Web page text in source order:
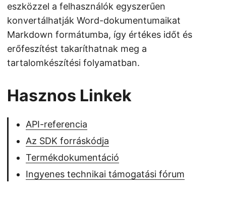
eszközzel a felhasználók egyszerűen
konvertálhatják Word-dokumentumaikat
Markdown formátumba, így értékes időt és
erőfeszítést takaríthatnak meg a
tartalomkészítési folyamatban.
Hasznos Linkek
API-referencia
Az SDK forráskódja
Termékdokumentáció
Ingyenes technikai támogatási fórum